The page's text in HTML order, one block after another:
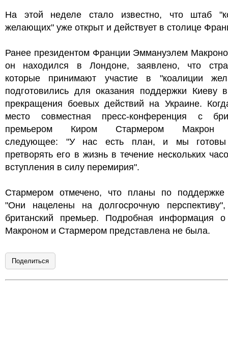
На этой неделе стало известно, что штаб
желающих" уже открыт и действует в столице
Ранее президентом Франции Эммануэлем
он находился в Лондоне, заявлено, что
которые принимают участие в "коалиции
подготовились для оказания поддержки Киеву
прекращения боевых действий на Украине.
место совместная пресс-конференция с
премьером Киром Стармером Макрон
следующее: "У нас есть план, и мы готовы
претворять его в жизнь в течение нескольких
вступления в силу перемирия".
Стармером отмечено, что планы по поддержке
"Они нацелены на долгосрочную
британский премьер. Подробная информация
Макроном и Стармером представлена не была.
Поделиться